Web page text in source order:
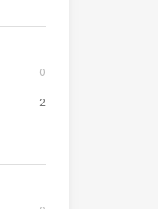
0
2